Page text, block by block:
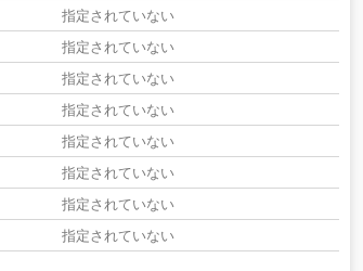
指定されていない
指定されていない
指定されていない
指定されていない
指定されていない
指定されていない
指定されていない
指定されていない